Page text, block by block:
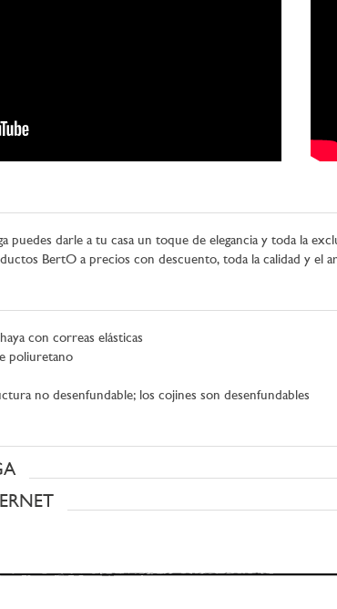
puedes darle a tu casa un toque de elegancia y toda la
BertO a precios con descuento, toda la calidad y el
con correas elásticas
poliuretano
no desenfundable; los cojines son desenfundables